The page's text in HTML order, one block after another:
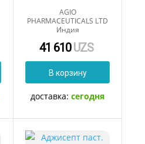
AGIO
PHARMACEUTICALS LTD
Индия
41 610UZS
В корзину
доставка:сегодня